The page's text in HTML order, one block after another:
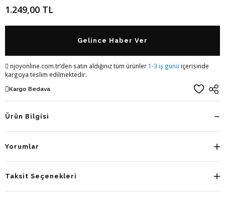
1.249,00 TL
Gelince Haber Ver
njoyonline.com.tr’den satın aldığınız tüm ürünler 1-3 iş günü içerisinde
kargoya teslim edilmektedir.
Kargo Bedava
Ürün Bilgisi
Yorumlar
Taksit Seçenekleri